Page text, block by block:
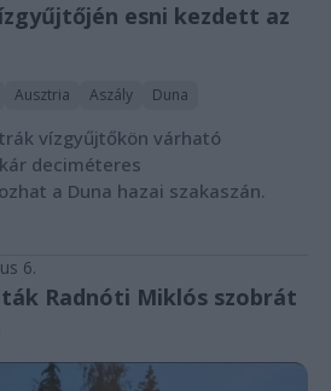
esni kezdett az
Ausztria Aszály Duna
vízgyűjtőkön várható
deciméteres
a Duna hazai szakaszán.
6.
Radnóti Miklós szobrát